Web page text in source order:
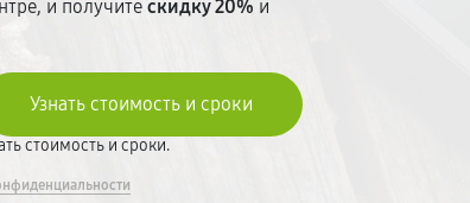
и получитескидку 20% и
стоимость и сроки.